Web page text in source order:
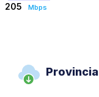
205
Mbps
Provincia